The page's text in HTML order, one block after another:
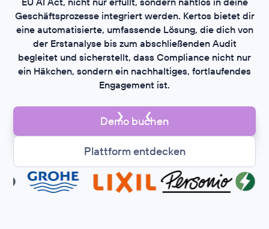
Geschäftsprozesse integriert werden. Kertos bietet dir
eine automatisierte, umfassende Lösung, die dich von
der Erstanalyse bis zum abschließenden Audit
begleitet und sicherstellt, dass Compliance nicht nur
ein Häkchen, sondern ein nachhaltiges, fortlaufendes
Engagement ist.
Demo buchen
Plattform entdecken